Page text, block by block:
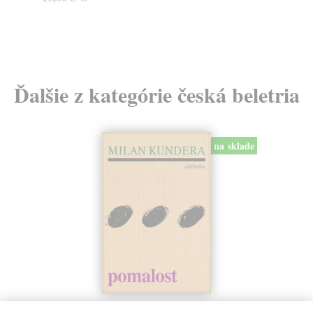
Ďalšie z kategórie česká beletria
na sklade